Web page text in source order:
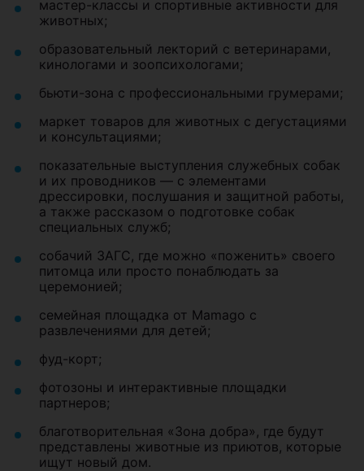
мастер-классы и спортивные активности для
животных;
образовательный лекторий с ветеринарами,
кинологами и зоопсихологами;
бьюти-зона с профессиональными грумерами;
маркет товаров для животных с дегустациями
и консультациями;
показательные выступления служебных собак
и их проводников — с элементами
дрессировки, послушания и защитной работы,
а также рассказом о подготовке собак
специальных служб;
собачий ЗАГС, где можно «поженить» своего
питомца или просто понаблюдать за
церемонией;
семейная площадка от Mamago с
развлечениями для детей;
фуд-корт;
фотозоны и интерактивные площадки
партнеров;
благотворительная «Зона добра», где будут
представлены животные из приютов, которые
ищут новый дом.